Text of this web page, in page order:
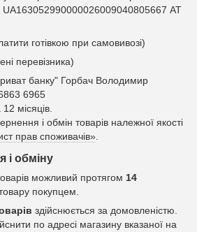
АТ
готівкою при самовивозі)
перевізника)
банку" Горбач Володимир
6965
місяців.
і обмін товарів належної якості
прав споживачів».
і обміну
можливий протягом 14
покупцем.
здійснюється за домовленістю.
по адресі магазину вказаної на